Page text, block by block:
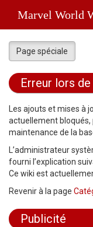
Marvel World
Page spéciale
Erreur lors
Les ajouts et mises à
actuellement
maintenance de la
L’administrateur
fourni l’explication
Ce wiki est
Revenir à la page
Publicité